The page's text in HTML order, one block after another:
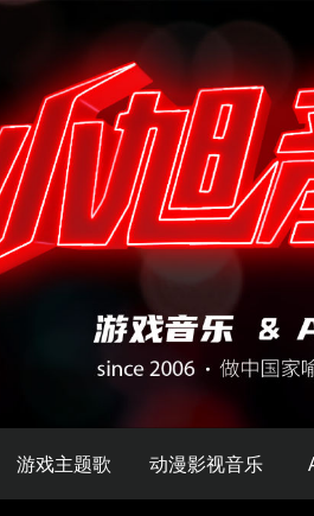
游戏主题歌 动漫影视音乐